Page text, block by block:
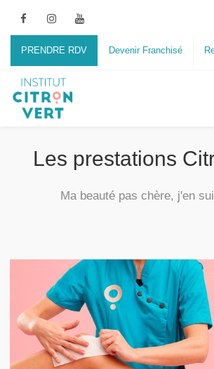
PRENDRE RDV Devenir Franchisé
Les prestations
Ma beauté pas chère, j'en